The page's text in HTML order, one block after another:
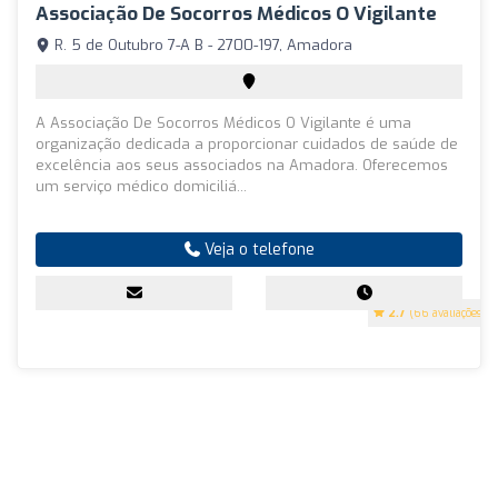
Associação De Socorros Médicos O Vigilante
2.7 (66 avaliações)
R. 5 de Outubro 7-A B - 2700-197, Amadora
A Associação De Socorros Médicos O Vigilante é uma
organização dedicada a proporcionar cuidados de saúde de
excelência aos seus associados na Amadora. Oferecemos
um serviço médico domiciliá...
Veja o telefone